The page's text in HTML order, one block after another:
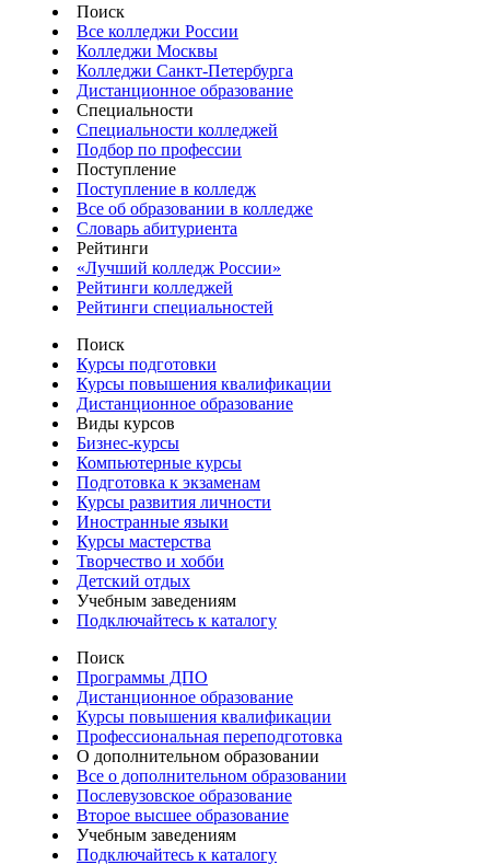
Поиск
Все колледжи России
Колледжи Москвы
Колледжи Санкт-Петербурга
Дистанционное образование
Специальности
Специальности колледжей
Подбор по профессии
Поступление
Поступление в колледж
Все об образовании в колледже
Словарь абитуриента
Рейтинги
«Лучший колледж России»
Рейтинги колледжей
Рейтинги специальностей
Поиск
Курсы подготовки
Курсы повышения квалификации
Дистанционное образование
Виды курсов
Бизнес-курсы
Компьютерные курсы
Подготовка к экзаменам
Курсы развития личности
Иностранные языки
Курсы мастерства
Творчество и хобби
Детский отдых
Учебным заведениям
Подключайтесь к каталогу
Поиск
Программы ДПО
Дистанционное образование
Курсы повышения квалификации
Профессиональная переподготовка
О дополнительном образовании
Все о дополнительном образовании
Послевузовское образование
Второе высшее образование
Учебным заведениям
Подключайтесь к каталогу